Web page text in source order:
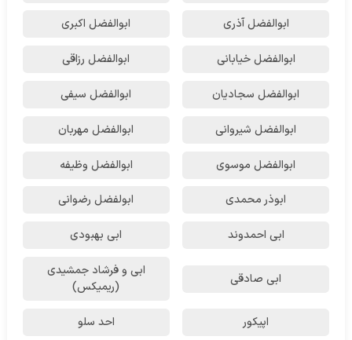
ابوالفضل آذری ابوالفضل اکبری
ابوالفضل خیابانی ابوالفضل رزاقی
ابوالفضل سجادیان ابوالفضل سیفی
ابوالفضل شیروانی ابوالفضل مهربان
ابوالفضل موسوی ابوالفضل وظیفه
ابوذر محمدی ابولفضل رضوانی
ابی احمدوند ابی بهبودی
ابی صادقی
ابی و فرشاد جمشیدی
(ریمیکس)
اپیکور احد سلو